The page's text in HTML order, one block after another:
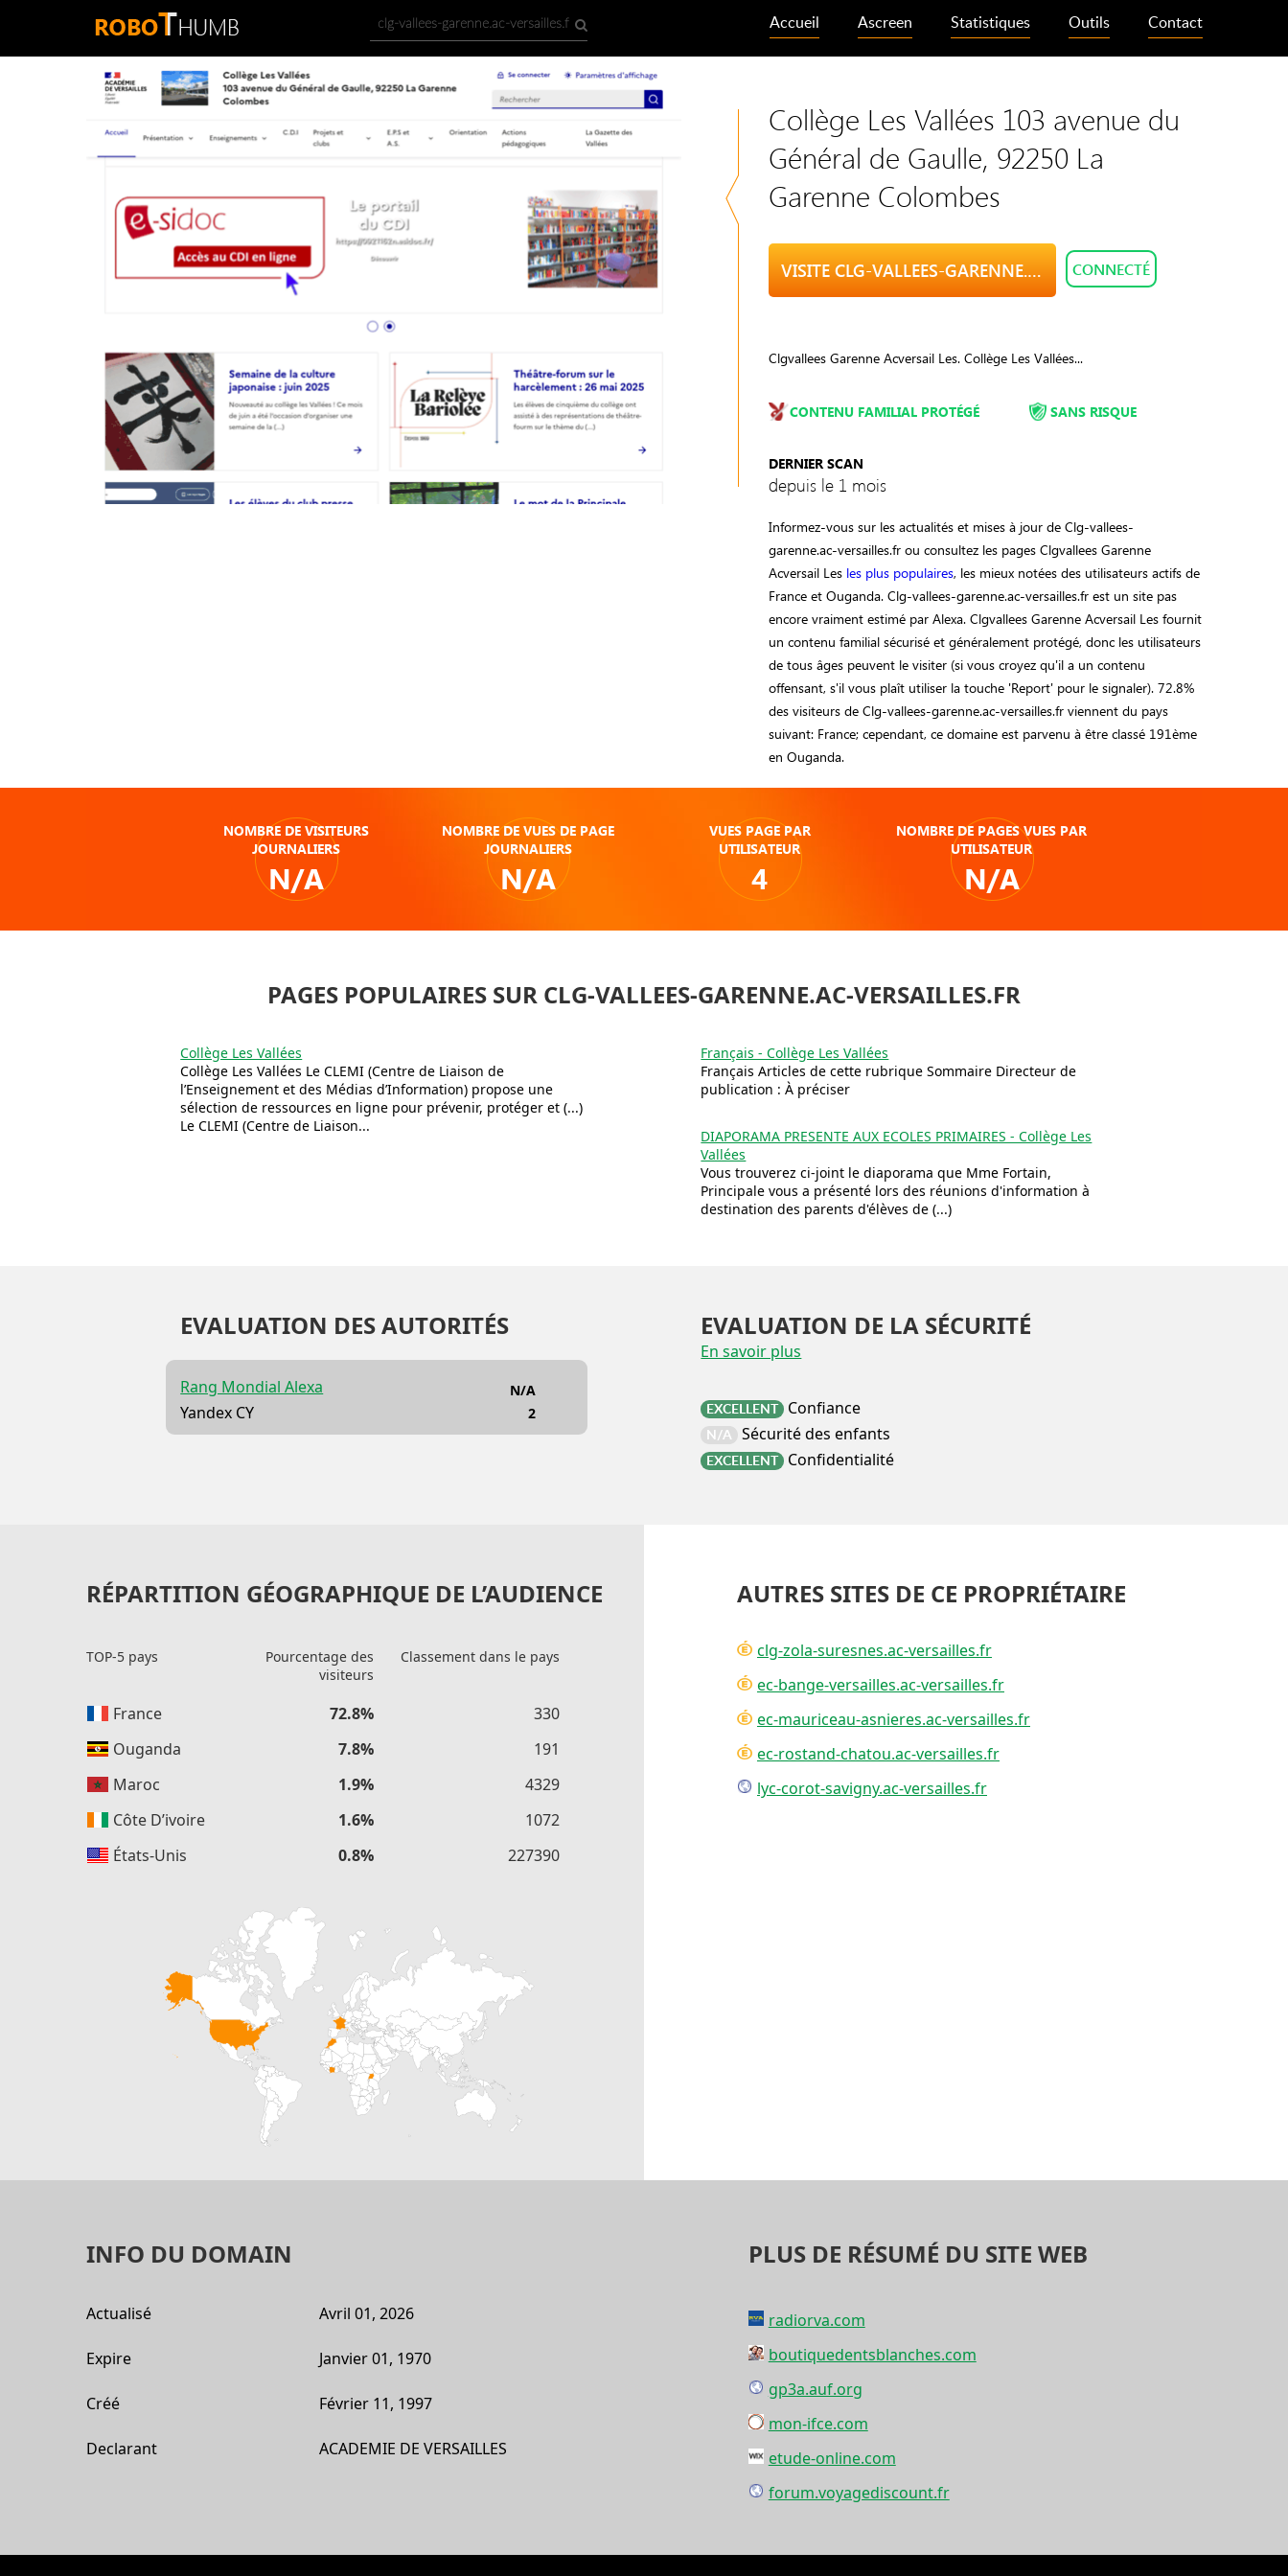
Accueil Ascreen Statistiques Outils Contact
Collège Les Vallées 103 avenue du
Général de Gaulle, 92250 La
Garenne Colombes
VISITE CLG-VALLEES-GARENNE.AC-VERSAILLES.FR CONNECTÉ
Clgvallees Garenne Acversail Les. Collège Les Vallées...
CONTENU FAMILIAL PROTÉGÉ
DERNIER SCAN
depuis le 1 mois
SANS RISQUE
Informez-vous sur les actualités et mises à jour de Clg-vallees-
garenne.ac-versailles.fr ou consultez les pages Clgvallees Garenne
Acversail Les les plus populaires, les mieux notées des utilisateurs actifs de
France et Ouganda. Clg-vallees-garenne.ac-versailles.fr est un site pas
encore vraiment estimé par Alexa. Clgvallees Garenne Acversail Les fournit
un contenu familial sécurisé et généralement protégé, donc les utilisateurs
de tous âges peuvent le visiter (si vous croyez qu'il a un contenu
offensant, s'il vous plaît utiliser la touche 'Report' pour le signaler). 72.8%
des visiteurs de Clg-vallees-garenne.ac-versailles.fr viennent du pays
suivant: France; cependant, ce domaine est parvenu à être classé 191ème
en Ouganda.
NOMBRE DE VISITEURS
JOURNALIERS
N/A
NOMBRE DE VUES DE PAGE
JOURNALIERS
N/A
VUES PAGE PAR
UTILISATEUR
4
NOMBRE DE PAGES VUES PAR
UTILISATEUR
N/A
PAGES POPULAIRES SUR CLG-VALLEES-GARENNE.AC-VERSAILLES.FR
Collège Les Vallées
Collège Les Vallées Le CLEMI (Centre de Liaison de
l’Enseignement et des Médias d’Information) propose une
sélection de ressources en ligne pour prévenir, protéger et (...)
Le CLEMI (Centre de Liaison...
Français - Collège Les Vallées
Français Articles de cette rubrique Sommaire Directeur de
publication : À préciser
DIAPORAMA PRESENTE AUX ECOLES PRIMAIRES - Collège Les
Vallées
Vous trouverez ci-joint le diaporama que Mme Fortain,
Principale vous a présenté lors des réunions d'information à
destination des parents d'élèves de (...)
EVALUATION DES AUTORITÉS
Rang Mondial Alexa
Yandex CY
N/A
2
EVALUATION DE LA SÉCURITÉ
En savoir plus
EXCELLENT Confiance
N/A Sécurité des enfants
EXCELLENT Confidentialité
RÉPARTITION GÉOGRAPHIQUE DE L’AUDIENCE
TOP-5 pays
Pourcentage des
visiteurs
Classement dans le pays
France 72.8%
330
Ouganda
7.8%
191
Maroc
1.9%
4329
Côte D’ivoire
1.6%
1072
États-Unis
0.8% 227390
AUTRES SITES DE CE PROPRIÉTAIRE
clg-zola-suresnes.ac-versailles.fr
ec-bange-versailles.ac-versailles.fr
ec-mauriceau-asnieres.ac-versailles.fr
ec-rostand-chatou.ac-versailles.fr
lyc-corot-savigny.ac-versailles.fr
INFO DU DOMAIN
Actualisé Avril 01, 2026
Expire Janvier 01, 1970
Créé Février 11, 1997
Declarant ACADEMIE DE VERSAILLES
PLUS DE RÉSUMÉ DU SITE WEB
radiorva.com
boutiquedentsblanches.com
gp3a.auf.org
mon-ifce.com
etude-online.com
forum.voyagediscount.fr